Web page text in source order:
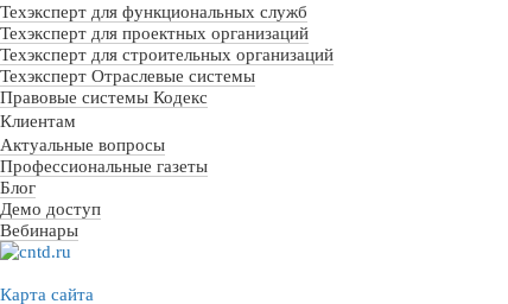
Техэксперт для функциональных служб
Техэксперт для проектных организаций
Техэксперт для строительных организаций
Техэксперт Отраслевые системы
Правовые системы Кодекс
Клиентам
Актуальные вопросы
Профессиональные газеты
Блог
Демо доступ
Вебинары
Карта сайта